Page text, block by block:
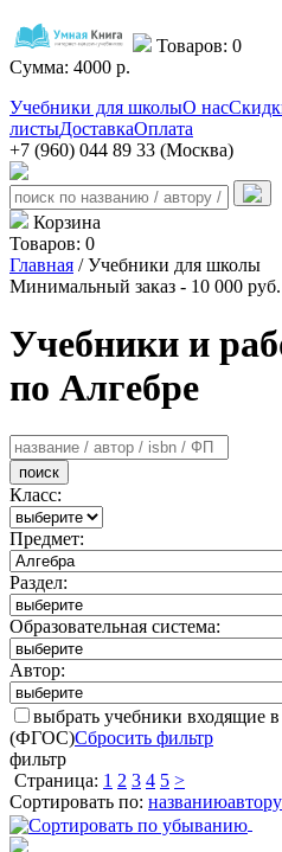
Товаров:0
Сумма: 4000 р.
Учебники для школыО нас
листыДоставкаОплата
+7 (960) 044 89 33 (Москва)
Корзина
Товаров: 0
Главная / Учебники для школы
Минимальный заказ - 10 000 руб.
Учебники и
по Алгебре
поиск
Класс:
Предмет:
Раздел:
Образовательная система:
Автор:
выбрать учебники входящие
(ФГОС)Сбросить фильтр
фильтр
Страница: 1 2 3 4 5 >
Сортировать по: названиюавтору